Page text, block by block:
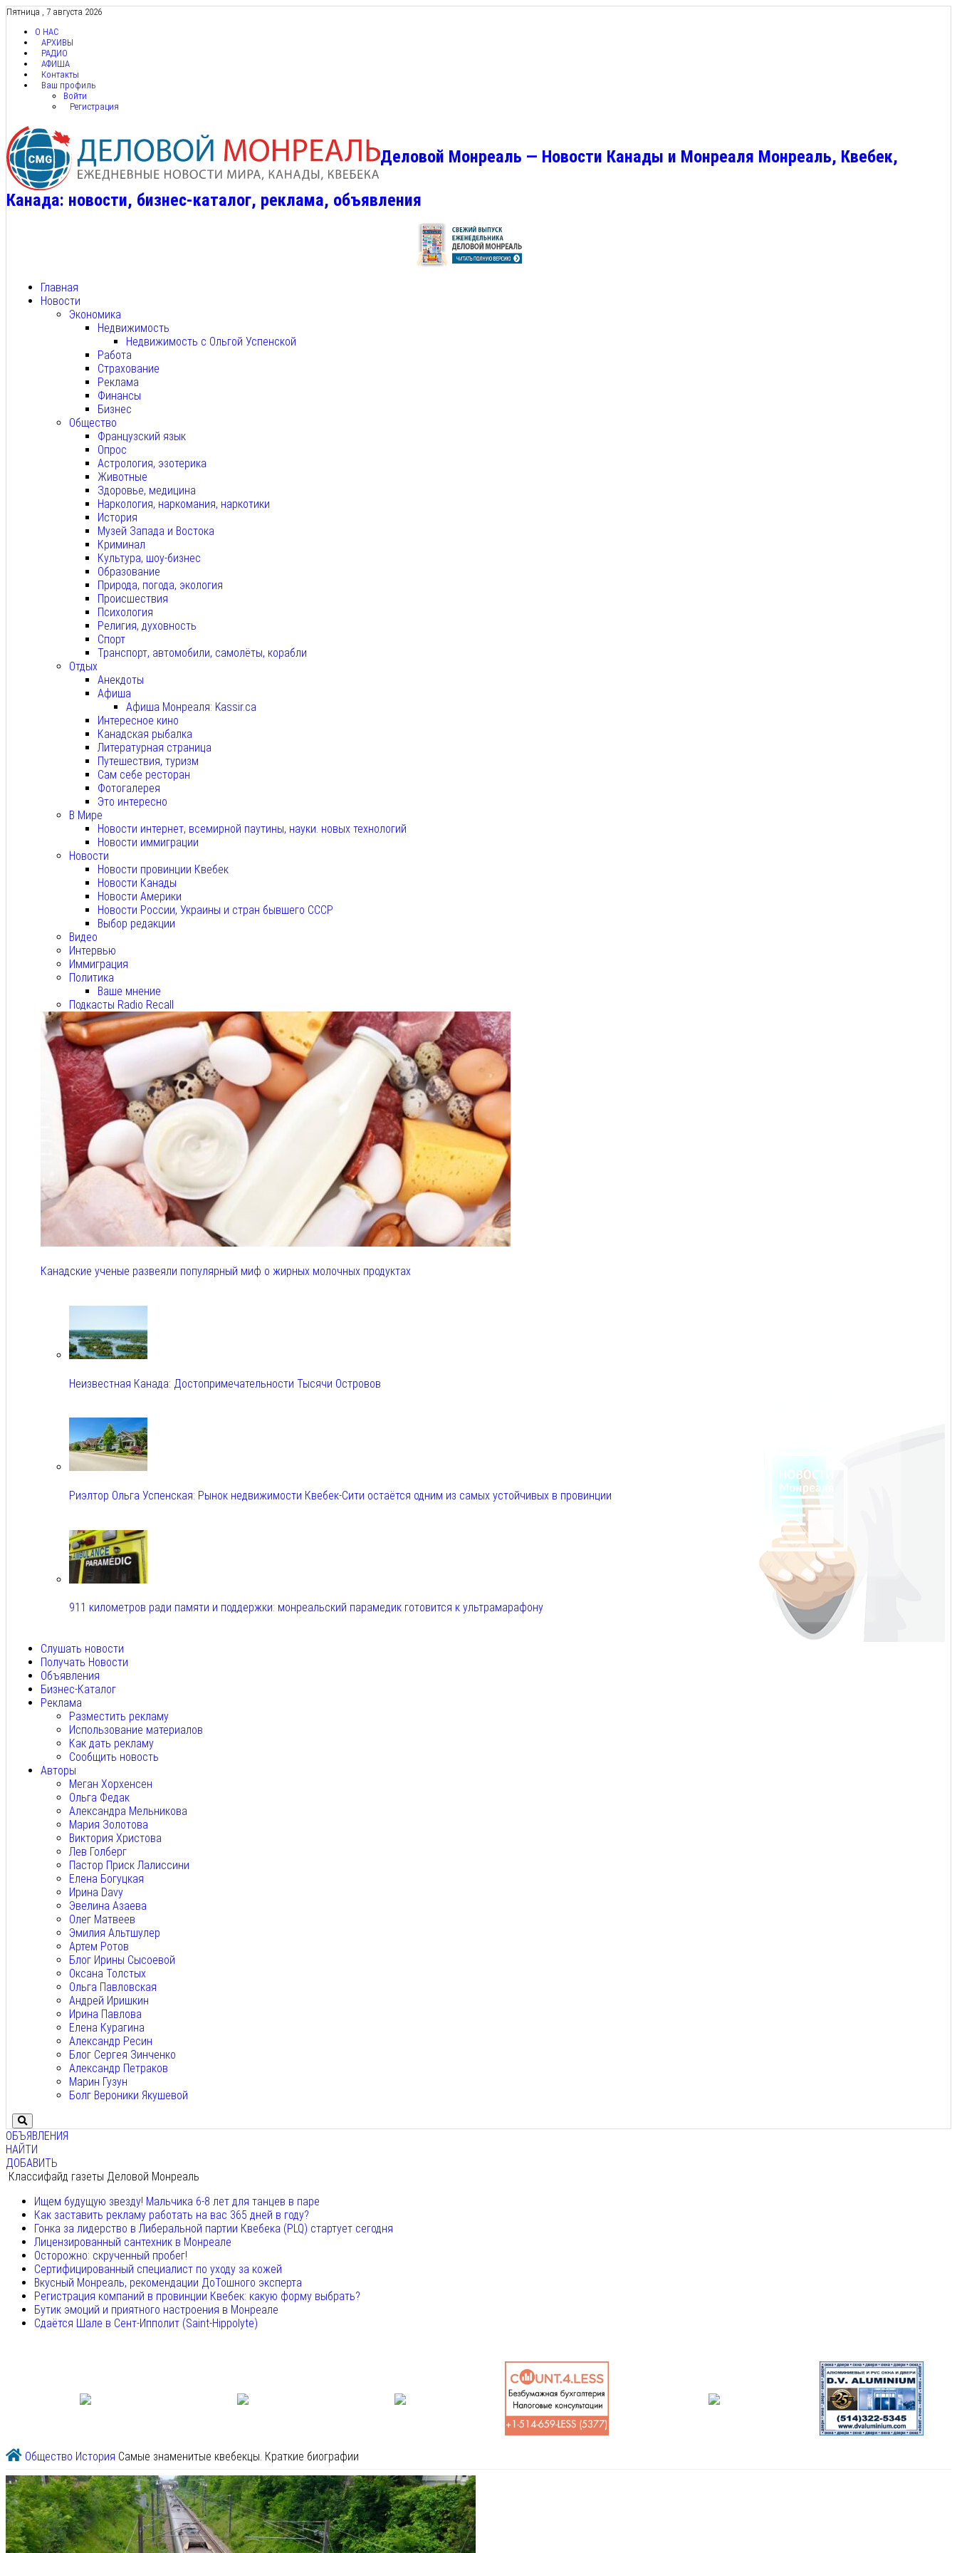
Пятница , 7 августа 2026
О НАС
АРХИВЫ
РАДИО
АФИША
Контакты
Ваш профиль
Войти
Регистрация
Деловой Монреаль — Новости Канады и Монреаля Монреаль, Квебек,
Канада: новости, бизнес-каталог, реклама, объявления
Главная
Новости
Экономика
Недвижимость
Недвижимость с Ольгой Успенской
Работа
Страхование
Реклама
Финансы
Бизнес
Общество
Французский язык
Опрос
Астрология, эзотерика
Животные
Здоровье, медицина
Наркология, наркомания, наркотики
История
Музей Запада и Востока
Криминал
Культура, шоу-бизнес
Образование
Природа, погода, экология
Происшествия
Психология
Религия, духовность
Спорт
Транспорт, автомобили, самолёты, корабли
Отдых
Анекдоты
Афиша
Афиша Монреаля: Kassir.ca
Интересное кино
Канадская рыбалка
Литературная страница
Путешествия, туризм
Сам себе ресторан
Фотогалерея
Это интересно
В Мире
Новости интернет, всемирной паутины, науки. новых технологий
Новости иммиграции
Новости
Новости провинции Квебек
Новости Канады
Новости Америки
Новости России, Украины и стран бывшего СССР
Выбор редакции
Видео
Интервью
Иммиграция
Политика
Ваше мнение
Подкасты Radio Recall
Канадские ученые развеяли популярный миф о жирных молочных продуктах
Неизвестная Канада: Достопримечательности Тысячи Островов
Риэлтор Ольга Успенская: Рынок недвижимости Квебек-Сити остаётся одним из самых устойчивых в провинции
911 километров ради памяти и поддержки: монреальский парамедик готовится к ультрамарафону
Слушать новости
Получать Новости
Объявления
Бизнес-Каталог
Реклама
Разместить рекламу
Использование материалов
Как дать рекламу
Сообщить новость
Авторы
Меган Хорхенсен
Ольга Федак
Александра Мельникова
Мария Золотова
Виктория Христова
Лев Голберг
Пастор Приск Лалиссини
Елена Богуцкая
Ирина Davy
Эвелина Азаева
Олег Матвеев
Эмилия Альтшулер
Артем Ротов
Блог Ирины Сысоевой
Оксана Толстых
Ольга Павловская
Андрей Иришкин
Ирина Павлова
Елена Курагина
Александр Ресин
Блог Сергея Зинченко
Александр Петраков
Марин Гузун
Болг Вероники Якушевой
ОБЪЯВЛЕНИЯ
НАЙТИ
ДОБАВИТЬ
Классифайд газеты Деловой Монреаль
Ищем будущую звезду! Мальчика 6-8 лет для танцев в паре
Как заставить рекламу работать на вас 365 дней в году?
Гонка за лидерство в Либеральной партии Квебека (PLQ) стартует сегодня
Лицензированный сантехник в Монреале
Осторожно: скрученный пробег!
Сертифицированный специалист по уходу за кожей
Вкусный Монреаль, рекомендации ДоТошного эксперта
Регистрация компаний в провинции Квебек: какую форму выбрать?
Бутик эмоций и приятного настроения в Монреале
Сдаётся Шале в Сент-Ипполит (Saint-Hippolyte)
Общество История Самые знаменитые квебекцы. Краткие биографии